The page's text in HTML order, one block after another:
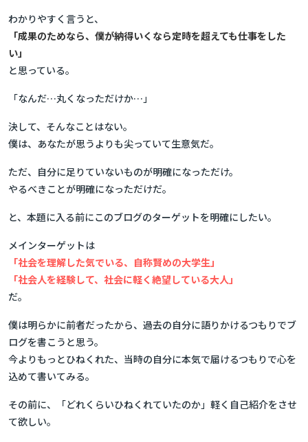
わかりやすく言うと、
「成果のためなら、僕が納得いくなら定時を超えても仕事をした
い」
と思っている。
「なんだ…丸くなっただけか…」
決して、そんなことはない。
僕は、あなたが思うよりも尖っていて生意気だ。
ただ、自分に足りていないものが明確になっただけ。
やるべきことが明確になっただけだ。
と、本題に入る前にこのブログのターゲットを明確にしたい。
メインターゲットは
「社会を理解した気でいる、自称賢めの大学生」
「社会人を経験して、社会に軽く絶望している大人」
だ。
僕は明らかに前者だったから、過去の自分に語りかけるつもりでブ
ログを書こうと思う。
今よりもっとひねくれた、当時の自分に本気で届けるつもりで心を
込めて書いてみる。
その前に、「どれくらいひねくれていたのか」軽く自己紹介をさせ
て欲しい。